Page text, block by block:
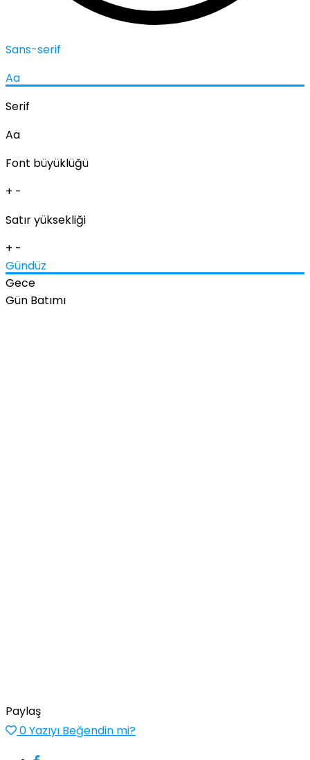
Sans-serif
Aa
Serif
Aa
Font büyüklüğü
+ -
Satır yüksekliği
+ -
Gündüz
Gece
Gün Batımı
Paylaş
0Yazıyı Beğendin mi?